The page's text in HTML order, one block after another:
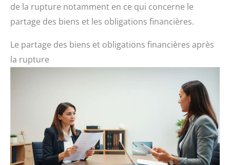
de la rupture notamment en ce qui concerne le
partage des biens et les obligations financières.
Le partage des biens et obligations financières après
la rupture